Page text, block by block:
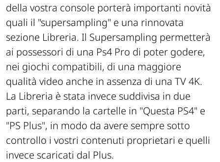
della vostra console porterà importanti novità
quali il "supersampling" e una rinnovata
sezione Libreria. Il Supersampling permetterà
ai possessori di una Ps4 Pro di poter godere,
nei giochi compatibili, di una maggiore
qualità video anche in assenza di una TV 4K.
La Libreria è stata invece suddivisa in due
parti, separando la cartelle in "Questa PS4" e
"PS Plus", in modo da avere sempre sotto
controllo i vostri contenuti proprietari e quelli
invece scaricati dal Plus.